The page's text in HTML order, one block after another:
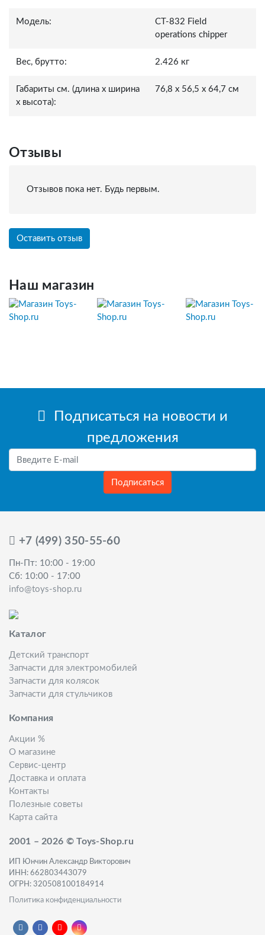
Модель:
CT-832 Field
operations chipper
Вес, брутто: 2.426 кг
Габариты см. (длина x ширина
x высота):
76,8 x 56,5 x 64,7 см
Отзывы
Отзывов пока нет. Будь первым.
Оставить отзыв
Наш магазин
Подписаться на новости и
предложения
Подписаться
+7 (499) 350-55-60
Пн-Пт: 10:00 - 19:00
Сб: 10:00 - 17:00
info@toys-shop.ru
Каталог
Детский транспорт
Запчасти для электромобилей
Запчасти для колясок
Запчасти для стульчиков
Компания
Акции %
О магазине
Сервис-центр
Доставка и оплата
Контакты
Полезные советы
Карта сайта
2001 – 2026 © Toys-Shop.ru
ИП Юнчин Александр Викторович
ИНН: 662803443079
ОГРН: 320508100184914
Политика конфиденциальности